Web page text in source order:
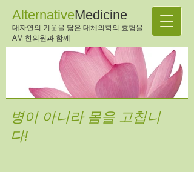
AlternativeMedicine
대자연의 기운을 닮은 대체의학의 효험을
AM 한의원과 함께
병이 아니라 몸을 고칩니
다!